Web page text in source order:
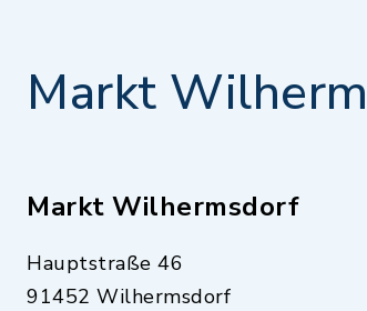
Markt
Markt Wilhermsdorf
Hauptstraße 46
91452 Wilhermsdorf